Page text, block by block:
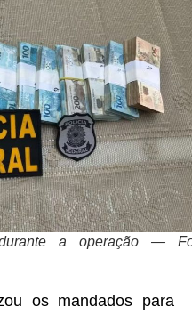
a operação —
os mandados para